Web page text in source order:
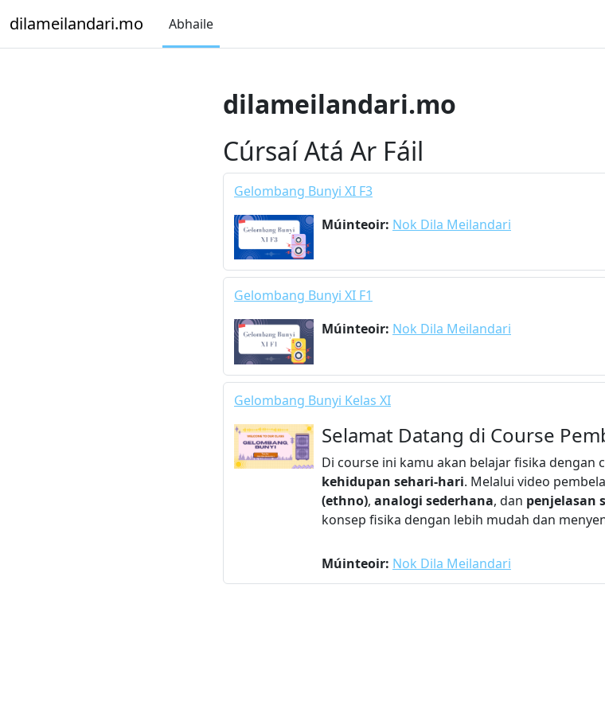
dilameilandari.mo Abhaile
dilameilandari.mo
Cúrsaí Atá Ar Fáil
Gelombang Bunyi XI F3
Múinteoir: Nok Dila Meilandari
Gelombang Bunyi XI F1
Múinteoir: Nok Dila Meilandari
Gelombang Bunyi Kelas XI
Selamat Datang di Course
Di course ini kamu akan belajar fisika dengan
kehidupan sehari-hari. Melalui video
(ethno), analogi sederhana, dan penjelasan
konsep fisika dengan lebih mudah dan
Múinteoir: Nok Dila Meilandari